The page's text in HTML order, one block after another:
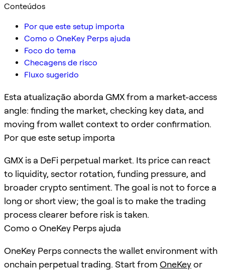
Conteúdos
Por que este setup importa
Como o OneKey Perps ajuda
Foco do tema
Checagens de risco
Fluxo sugerido
Esta atualização aborda GMX from a market-access
angle: finding the market, checking key data, and
moving from wallet context to order confirmation.
Por que este setup importa
GMX is a DeFi perpetual market. Its price can react
to liquidity, sector rotation, funding pressure, and
broader crypto sentiment. The goal is not to force a
long or short view; the goal is to make the trading
process clearer before risk is taken.
Como o OneKey Perps ajuda
OneKey Perps connects the wallet environment with
onchain perpetual trading. Start from OneKeyor